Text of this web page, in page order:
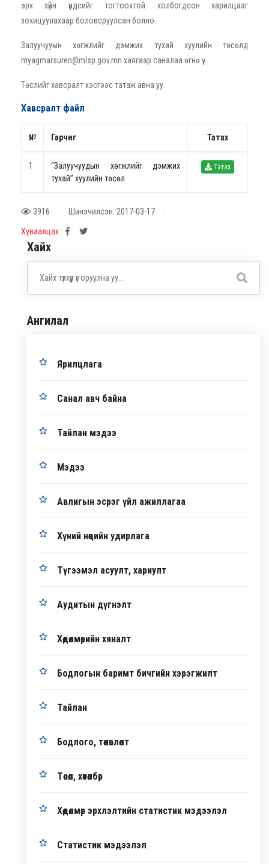
эрх зүйн үндсийг тогтоохтой холбогдсон харилцааг
зохицуулахаар боловсруулсан болно.
Залуучууын хөгжлийг дэмжих тухай хуулийн төсөлд
myagmarsuren@mlsp.gov.mn хаягаар саналаа өгнө үү.
Төслийг хавсралт хэсгээс татаж авна уу.
Хавсралт файл
№ Гарчиг Татах
1
“Залуучуудын хөгжлийг дэмжих
тухай” хуулийн төсөл
Татах
3916 Шинэчилсэн: 2017-03-17
Хуваалцах:
Хайх
Ангилал
Ярилцлага
Санал авч байна
Тайлан мэдээ
Мэдээ
Авлигын эсрэг үйл ажиллагаа
Хүний нөөцийн удирлага
Түгээмэл асуулт, хариулт
Аудитын дүгнэлт
Хөдөлмөрийн хяналт
Бодлогын баримт бичгийн хэрэгжилт
Тайлан
Бодлого, төлөвлөлт
Төсөл, хөтөлбөр
Хөдөлмөр эрхлэлтийн статистик мэдээлэл
Статистик мэдээлэл